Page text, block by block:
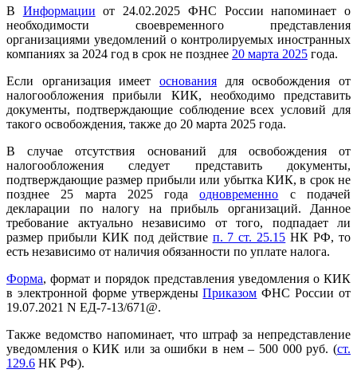
В Информации от 24.02.2025 ФНС России напоминает о
необходимости своевременного представления
организациями уведомлений о контролируемых иностранных
компаниях за 2024 год в срок не позднее 20 марта 2025 года.
Если организация имеет основания для освобождения от
налогообложения прибыли КИК, необходимо представить
документы, подтверждающие соблюдение всех условий для
такого освобождения, также до 20 марта 2025 года.
В случае отсутствия оснований для освобождения от
налогообложения следует представить документы,
подтверждающие размер прибыли или убытка КИК, в срок не
позднее 25 марта 2025 годаодновременно с подачей
декларации по налогу на прибыль организаций. Данное
требование актуально независимо от того, подпадает ли
размер прибыли КИК под действие п. 7 ст. 25.15 НК РФ, то
есть независимо от наличия обязанности по уплате налога.
Форма, формат и порядок представления уведомления о КИК
в электронной форме утвержденыПриказом ФНС России от
19.07.2021 N ЕД-7-13/671@.
Также ведомство напоминает, что штраф за непредставление
уведомления о КИК или за ошибки в нем – 500 000 руб. (ст.
129.6 НК РФ).